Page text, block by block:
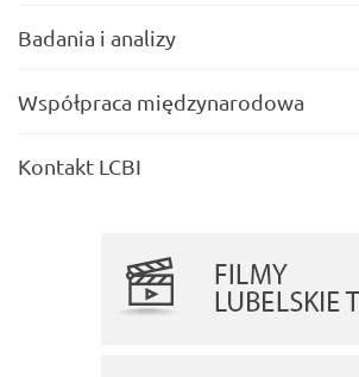
Badania i analizy
Współpraca międzynarodowa
Kontakt LCBI